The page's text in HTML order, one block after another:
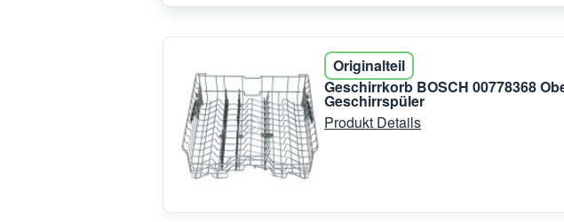
Originalteil
Geschirrkorb BOSCH 00778368
Geschirrspüler
Produkt Details